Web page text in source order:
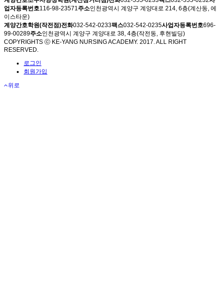
업자등록번호116-98-23571 주소인천광역시 계양구 계양대로 214, 6층(계산동, 에
이스타운)
계양간호학원(작전점)전화032-542-0233팩스032-542-0235사업자등록번호696-
99-00289주소인천광역시 계양구 계양대로 38, 4층(작전동, 후현빌딩)
COPYRIGHTS ⓒ KE-YANG NURSING ACADEMY. 2017. ALL RIGHT
RESERVED.
로그인
회원가입
위로